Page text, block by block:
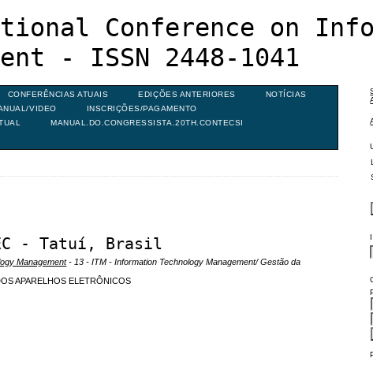
Conference on
- ISSN 2448-1041
CONFERÊNCIAS ATUAIS EDIÇÕES ANTERIORES
NOTÍCIAS
VIDEO
INSCRIÇÕES/PAGAMENTO
MANUAL.DO.CONGRESSISTA.20TH.CONTECSI
- Tatuí, Brasil
Management- 13 - ITM - Information Technology Management/ Gestão da
APARELHOS ELETRÔNICOS